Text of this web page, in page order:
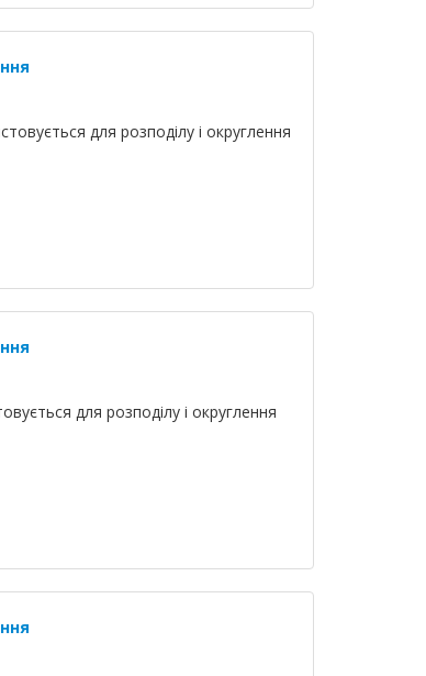
для розподілу і округлення
для розподілу і округлення